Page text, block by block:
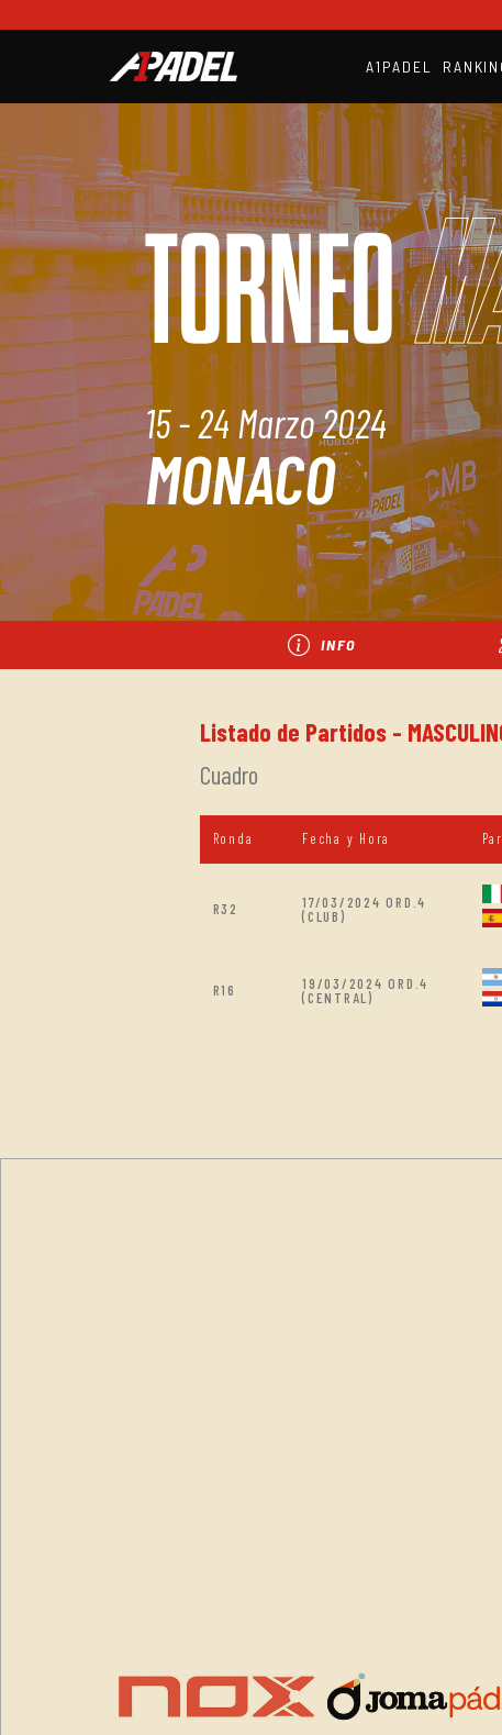
A1PADEL
TORNEO
15 - 24 Marzo 2024
MONACO
INFO
Listado de Partidos -
Cuadro
Ronda Fecha y Hora
R32
17/03/2024 ORD.4
(CLUB)
R16
19/03/2024 ORD.4
(CENTRAL)